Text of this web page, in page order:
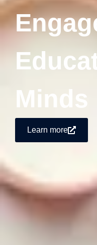
Minds
Learn more